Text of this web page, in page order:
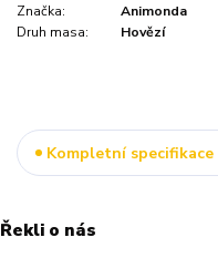
Značka:
Animonda
Druh masa:
Hovězí
Kompletní specifikace
Řekli o nás